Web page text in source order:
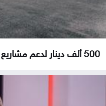
500 ألف دينار لدعم مشاريع البنية التحتية...